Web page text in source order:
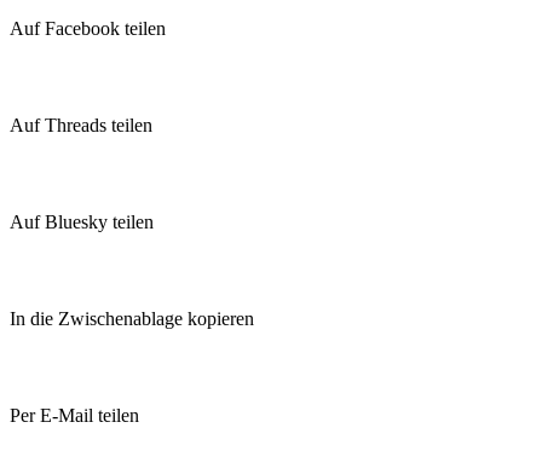
Auf Facebook teilen
Auf Threads teilen
Auf Bluesky teilen
In die Zwischenablage kopieren
Per E-Mail teilen